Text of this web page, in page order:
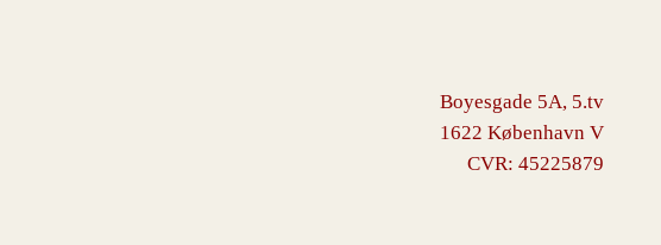
Boyesgade 5A, 5.tv
1622 København V
CVR: 45225879